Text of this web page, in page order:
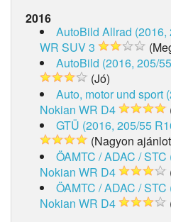
2016
AutoBild Allrad (2016,
WR SUV 3
AutoBild (2016, 205/
(Jó)
Auto, motor und sport
Nokian WR D4
GTÜ (2016, 205/55
(Nagyon
ÖAMTC / ADAC /
Nokian WR D4
ÖAMTC / ADAC /
Nokian WR D4